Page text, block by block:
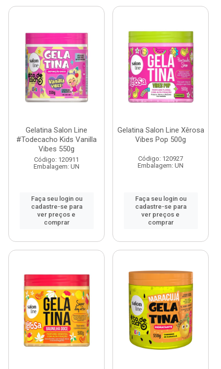
Gelatina Salon Line
#Todecacho Kids Vanilla
Vibes 550g
Código: 120911
Embalagem: UN
Faça seu login ou
cadastre-se para
ver preços e
comprar
Gelatina Salon Line Xêrosa
Vibes Pop 500g
Código: 120927
Embalagem: UN
Faça seu login ou
cadastre-se para
ver preços e
comprar